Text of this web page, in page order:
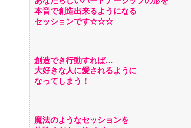
本音で創造出来るようになる
セッションです☆☆☆
創造でき行動すれば…
大好きな人に愛されるように
なってしまう！
魔法のようなセッションを